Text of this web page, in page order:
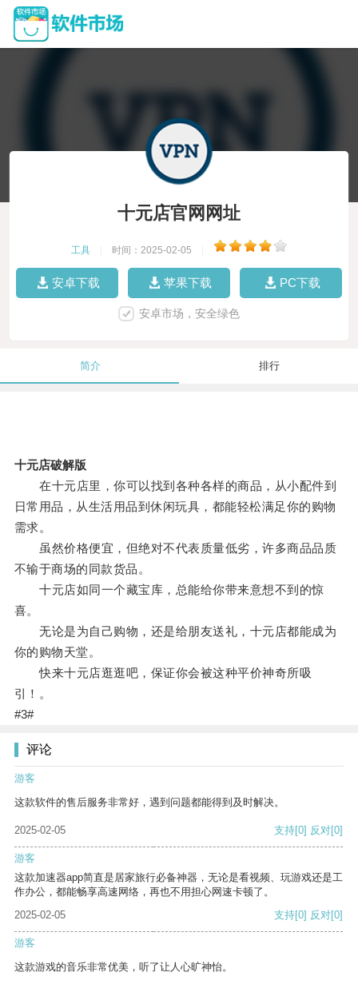
十元店官网网址
工具 时间：2025-02-05
安卓下载 苹果下载 PC下载
安卓市场，安全绿色
简介 排行
十元店破解版
在十元店里，你可以找到各种各样的商品，从小配件到
日常用品，从生活用品到休闲玩具，都能轻松满足你的购物
需求。
虽然价格便宜，但绝对不代表质量低劣，许多商品品质
不输于商场的同款货品。
十元店如同一个藏宝库，总能给你带来意想不到的惊
喜。
无论是为自己购物，还是给朋友送礼，十元店都能成为
你的购物天堂。
快来十元店逛逛吧，保证你会被这种平价神奇所吸
引！。
#3#
评论
游客
这款软件的售后服务非常好，遇到问题都能得到及时解决。
2025-02-05 支持[0] 反对[0]
游客
这款加速器app简直是居家旅行必备神器，无论是看视频、玩游戏还是工
作办公，都能畅享高速网络，再也不用担心网速卡顿了。
2025-02-05
支持[0] 反对[0]
游客
这款游戏的音乐非常优美，听了让人心旷神怡。